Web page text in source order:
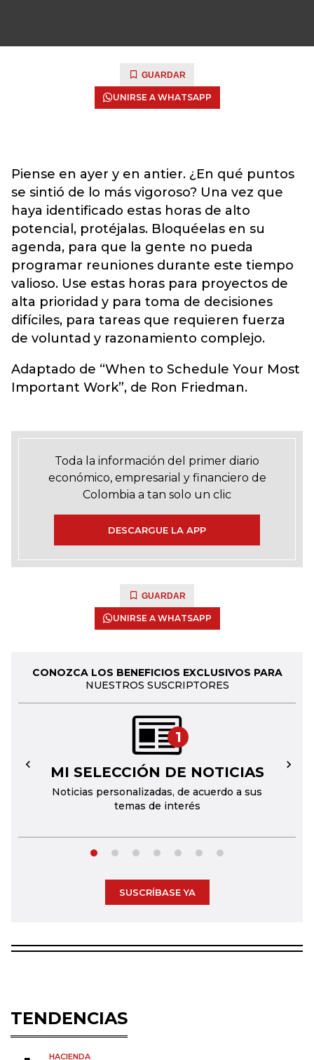
GUARDAR
UNIRSE A WHATSAPP
Piense en ayer y en antier. ¿En qué puntos
se sintió de lo más vigoroso? Una vez que
haya identificado estas horas de alto
potencial, protéjalas. Bloquéelas en su
agenda, para que la gente no pueda
programar reuniones durante este tiempo
valioso. Use estas horas para proyectos de
alta prioridad y para toma de decisiones
difíciles, para tareas que requieren fuerza
de voluntad y razonamiento complejo.
Adaptado de “When to Schedule Your Most
Important Work”, de Ron Friedman.
Toda la información del primer diario
económico, empresarial y financiero de
Colombia a tan solo un clic
DESCARGUE LA APP
GUARDAR
UNIRSE A WHATSAPP
CONOZCA LOS BENEFICIOS EXCLUSIVOS PARA
NUESTROS SUSCRIPTORES
1
MI SELECCIÓN DE NOTICIAS
Noticias personalizadas, de acuerdo a sus
temas de interés
← →
SUSCRÍBASE YA
TENDENCIAS
HACIENDA